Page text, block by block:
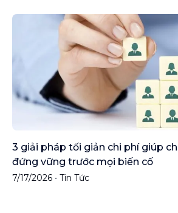
3 giải pháp tối giản chi phí giúp
đứng vững trước mọi biến cố
7/17/2026 • Tin Tức